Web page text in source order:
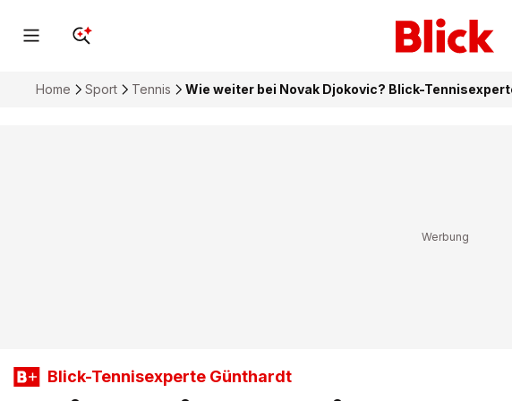
Home Sport Tennis Wie weiter bei Novak Djokovic? Blick-
Blick-Tennisexperte Günthardt